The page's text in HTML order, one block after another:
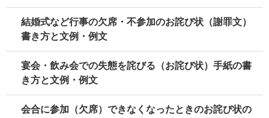
結婚式など行事の欠席・不参加のお詫び状（謝罪文）
書き方と文例・例文
宴会・飲み会での失態を詫びる（お詫び状）手紙の書
き方と文例・例文
会合に参加（欠席）できなくなったときのお詫び状の